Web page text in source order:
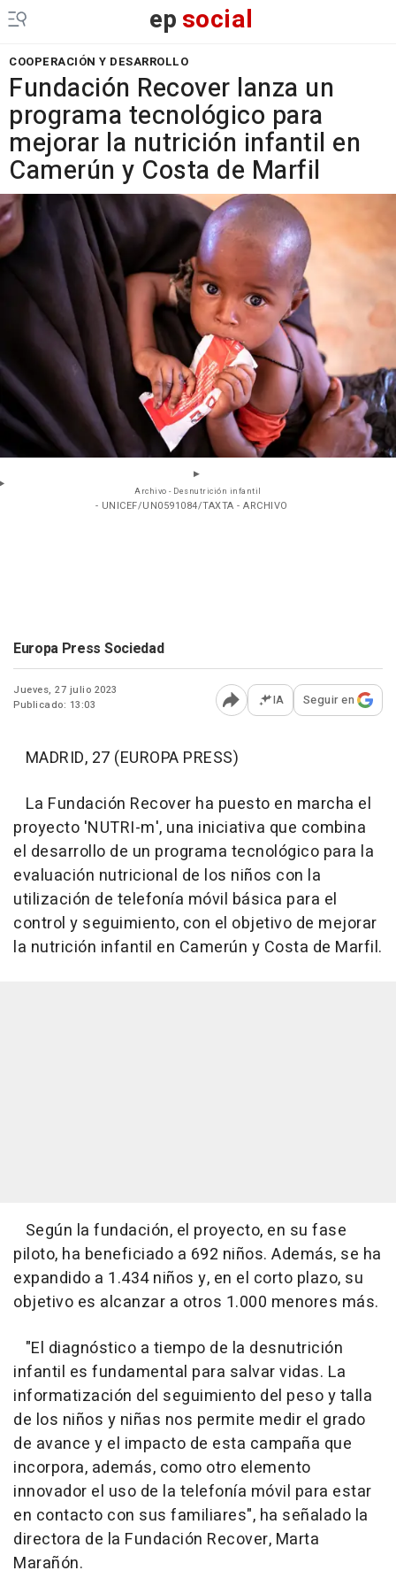
epsocial
COOPERACIÓN Y DESARROLLO
Fundación Recover lanza un
programa tecnológico para
mejorar la nutrición infantil en
Camerún y Costa de Marfil
Archivo - Desnutrición infantil
- UNICEF/UN0591084/TAXTA - ARCHIVO
Europa Press Sociedad
Jueves, 27 julio 2023
Publicado: 13:03
Abrir opciones para
IA Seguir en
MADRID, 27 (EUROPA PRESS)
La Fundación Recover ha puesto en marcha el
proyecto 'NUTRI-m', una iniciativa que combina
el desarrollo de un programa tecnológico para la
evaluación nutricional de los niños con la
utilización de telefonía móvil básica para el
control y seguimiento, con el objetivo de mejorar
la nutrición infantil en Camerún y Costa de Marfil.
Según la fundación, el proyecto, en su fase
piloto, ha beneficiado a 692 niños. Además, se ha
expandido a 1.434 niños y, en el corto plazo, su
objetivo es alcanzar a otros 1.000 menores más.
"El diagnóstico a tiempo de la desnutrición
infantil es fundamental para salvar vidas. La
informatización del seguimiento del peso y talla
de los niños y niñas nos permite medir el grado
de avance y el impacto de esta campaña que
incorpora, además, como otro elemento
innovador el uso de la telefonía móvil para estar
en contacto con sus familiares", ha señalado la
directora de la Fundación Recover, Marta
Marañón.